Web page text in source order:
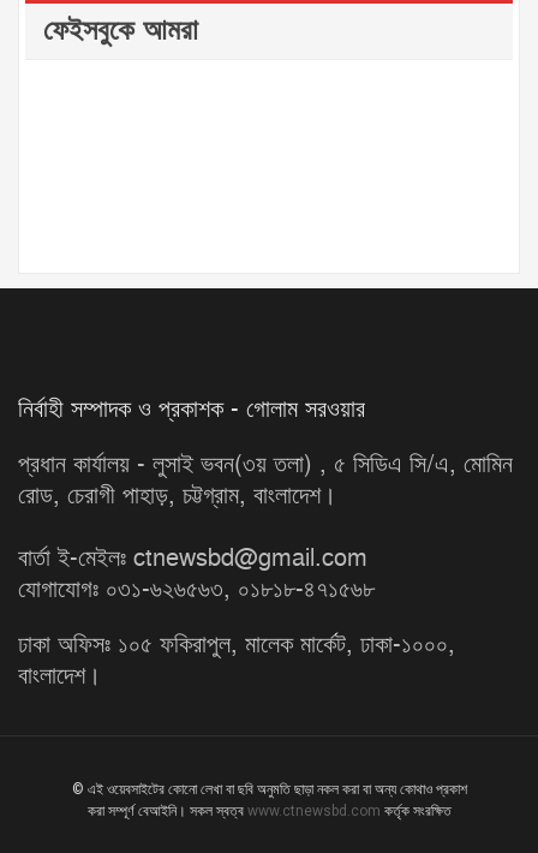
ফেইসবুকে আমরা
নির্বাহী সম্পাদক ও প্রকাশক - গোলাম সরওয়ার
প্রধান কার্যালয় - লুসাই ভবন(৩য় তলা) , ৫ সিডিএ সি/এ, মোমিন
রোড, চেরাগী পাহাড়, চট্টগ্রাম, বাংলাদেশ।
বার্তা ই-মেইলঃ ctnewsbd@gmail.com
যোগাযোগঃ ০৩১-৬২৬৫৬৩, ০১৮১৮-৪৭১৫৬৮
ঢাকা অফিসঃ ১০৫ ফকিরাপুল, মালেক মার্কেট, ঢাকা-১০০০,
বাংলাদেশ।
© এই ওয়েবসাইটের কোনো লেখা বা ছবি অনুমতি ছাড়া নকল করা বা অন্য কোথাও প্রকাশ
করা সম্পূর্ণ বেআইনি। সকল স্বত্ব www.ctnewsbd.com কর্তৃক সংরক্ষিত